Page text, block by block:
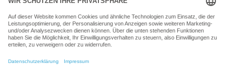
kompetenter Aquaristik-Fachhandelspartner stehen wir Ihnen für
alle Ihre Projekte und Einrichtungs- oder Besatzwünsche zur
Verfügung!
Besuchen Sie uns in unseren Räumlichkeiten oder senden Sie uns